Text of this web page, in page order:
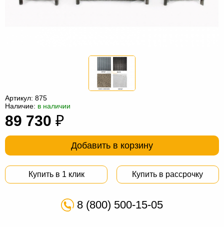
мешки
Мебель
из
Садовая
Артикул: 875
Наличие: в наличии
89 730 ₽
Добавить в корзину
Купить в 1 клик Купить в рассрочку
8 (800) 500-15-05